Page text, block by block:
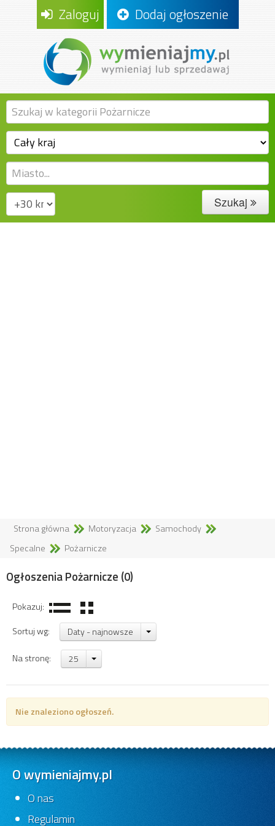
Zaloguj Dodaj ogłoszenie
Szukaj
Strona główna Motoryzacja
Samochody
Specalne
Pożarnicze
Ogłoszenia Pożarnicze (0)
Pokazuj:
Sortuj wg:
Daty - najnowsze
Na stronę: 25
Nie znaleziono ogłoszeń.
O wymieniajmy.pl
O nas
Regulamin